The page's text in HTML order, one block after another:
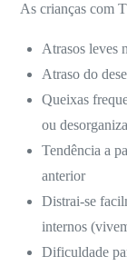
As crianças com
Atrasos leves
Atraso do
Queixas
ou
Tendência a
anterior
Distrai-se
internos
Dificuldade